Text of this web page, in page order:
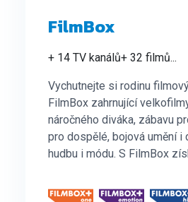
FilmBox
+ 14 TV kanálů+ 32 filmů...
Vychutnejte si rodinu
FilmBox zahrnující
náročného diváka, zábavu
pro dospělé, bojová umění i
hudbu i módu. S FilmBox